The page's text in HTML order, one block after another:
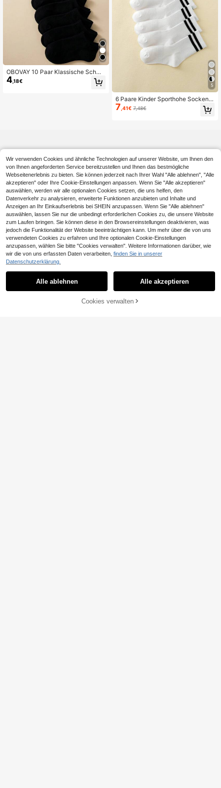
OBOVAY 10 Paar Klassische Schwa
rze Socken für Kinder, Bequeme at
mungsaktive Lässig Sport Socken,
4,18€
5
6 Paare Kinder Sporthohe Socken
Mit Schwarz/weißen Streifen, Frühli
ng Und Sommer
7 ,41€ 7,48€
JETZT EINKAUFEN
Wir verwenden Cookies und ähnliche Technologien auf unserer Website, um Ihnen den
von Ihnen angeforderten Service bereitzustellen und Ihnen das bestmögliche
Webseitenerlebnis zu bieten. Sie können jederzeit nach Ihrer Wahl "Alle ablehnen", "Alle
akzeptieren" oder Ihre Cookie-Einstellungen anpassen. Wenn Sie "Alle akzeptieren"
auswählen, werden wir alle optionalen Cookies setzen, die uns helfen, den
Datenverkehr zu analysieren, erweiterte Funktionen anzubieten und Inhalte und
Anzeigen an Ihr Einkaufserlebnis bei SHEIN anzupassen. Wenn Sie "Alle ablehnen"
auswählen, lassen Sie nur die unbedingt erforderlichen Cookies zu, die unsere Website
zum Laufen bringen. Sie können diese in den Browsereinstellungen deaktivieren, was
jedoch die Funktionalität der Website beeinträchtigen kann. Um mehr über die von uns
verwendeten Cookies zu erfahren und Ihre optionalen Cookie-Einstellungen
anzupassen, wählen Sie bitte "Cookies verwalten". Weitere Informationen darüber, wie
wir die von uns erfassten Daten verarbeiten, finden Sie in unserer
Datenschutzerklärung.
Alle ablehnen Alle akzeptieren
Cookies verwalten